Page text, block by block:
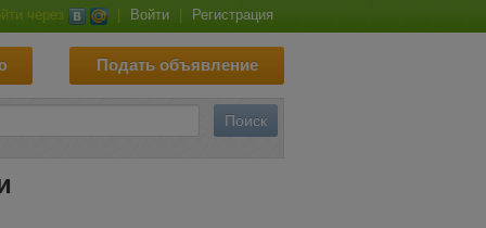
через Войти Регистрация
Подать объявление